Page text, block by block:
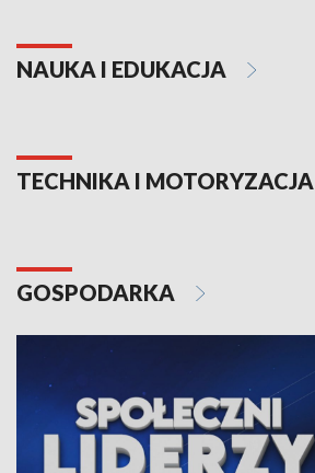
NAUKA I EDUKACJA
TECHNIKA I MOTORYZACJA
GOSPODARKA